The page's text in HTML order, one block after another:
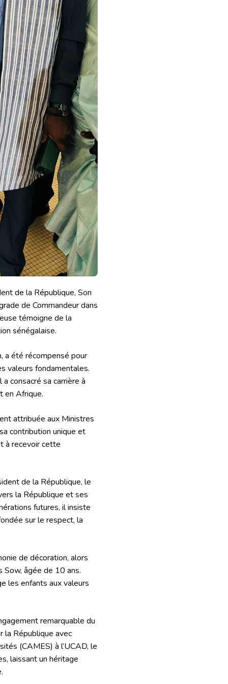
de la République, Son
de Commandeur dans
témoigne de la
sénégalaise.
a été récompensé pour
valeurs fondamentales.
consacré sa carrière à
en Afrique.
attribuée aux Ministres
contribution unique et
à recevoir cette
de la République, le
la République et ses
futures, il insiste
sur le respect, la
de décoration, alors
Sow, âgée de 10 ans.
les enfants aux valeurs
remarquable du
la République avec
(CAMES) à l’UCAD, le
laissant un héritage